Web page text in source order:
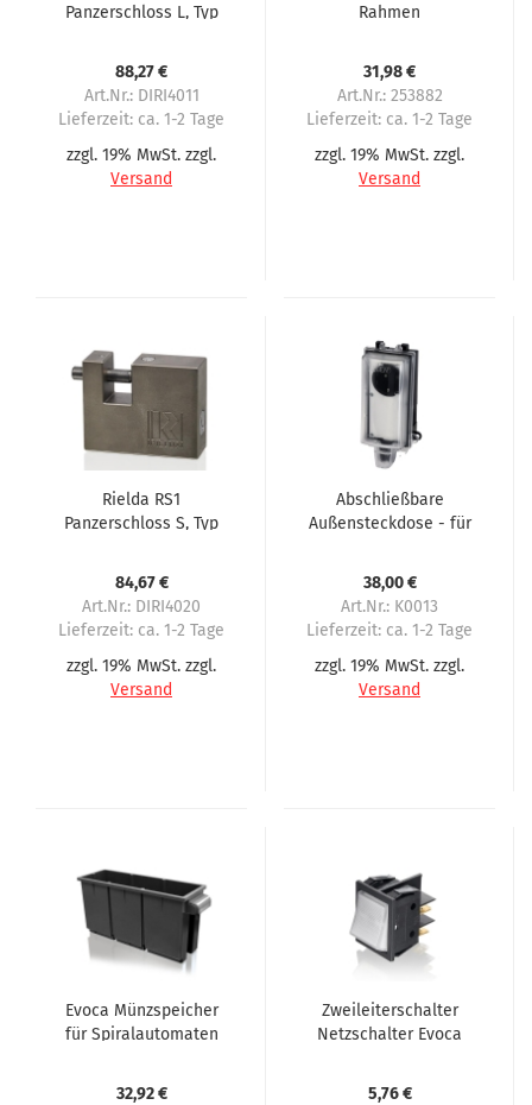
Panzerschloss L, Typ
88,27 €
Art.Nr.: DIRI4011
Lieferzeit: ca. 1-2 Tage
zzgl. 19% MwSt. zzgl.
Versand
Rahmen
31,98 €
Art.Nr.: 253882
Lieferzeit: ca. 1-2 Tage
zzgl. 19% MwSt. zzgl.
Versand
Rielda RS1
Panzerschloss S, Typ
84,67 €
Art.Nr.: DIRI4020
Lieferzeit: ca. 1-2 Tage
zzgl. 19% MwSt. zzgl.
Versand
Abschließbare
Außensteckdose - für
im Außenbereich
38,00 €
Art.Nr.: K0013
Lieferzeit: ca. 1-2 Tage
zzgl. 19% MwSt. zzgl.
Versand
Evoca Münzspeicher
für Spiralautomaten
32,92 €
Zweileiterschalter
Netzschalter Evoca
5,76 €